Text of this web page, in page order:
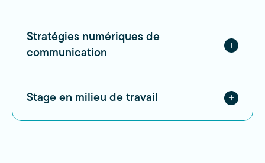
Stratégies numériques de
communication
Stage en milieu de travail